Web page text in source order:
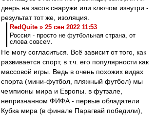
дверь на засов снаружи или ключом изнутри -
результат тот же, изоляция.
RedQuite » 25 сен 2022 11:53
Россия - просто не футбольная страна, от
слова совсем.
Не могу согласиться. Всё зависит от того, как
развивается спорт, в т.ч. его популярности как
массовой игры. Ведь в очень похожих видах
спорта (мини-футбол, пляжный футбол) мы
чемпионы мира и Европы. в футзале,
непризнанном ФИФА - первые обладатели
Кубка мира (в финале Парагвай победили),